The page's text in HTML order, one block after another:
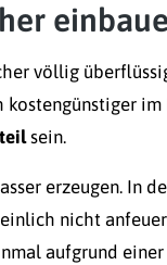
völlig
kostengünstiger
sein.
erzeugen.
nicht
aufgrund